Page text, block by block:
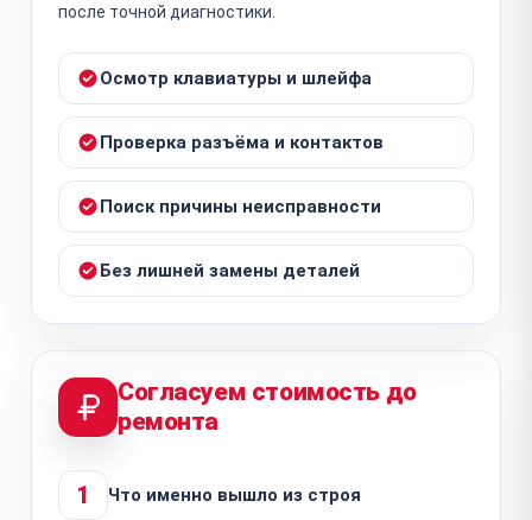
после точной диагностики.
Осмотр клавиатуры и шлейфа
Проверка разъёма и контактов
Поиск причины неисправности
Без лишней замены деталей
Согласуем стоимость до
ремонта
1 Что именно вышло из строя